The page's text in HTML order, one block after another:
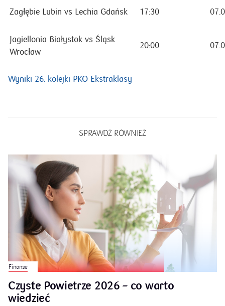
Zagłębie Lubin vs Lechia Gdańsk 17:30
Jagiellonia Białystok vs Śląsk
Wrocław
20:00
Wyniki 26. kolejki PKO Ekstraklasy
SPRAWDŹ RÓWNIEŻ
Finanse
Czyste Powietrze 2026 – co warto
wiedzieć